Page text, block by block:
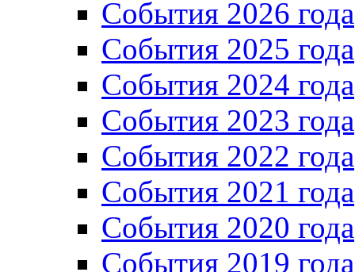
Cобытия 2026 года
События 2025 года
События 2024 года
События 2023 года
Cобытия 2022 года
Cобытия 2021 года
События 2020 года
События 2019 года